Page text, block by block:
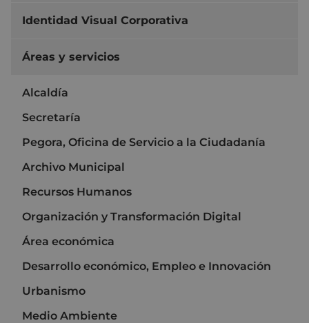
Identidad Visual Corporativa
Áreas y servicios
Alcaldía
Secretaría
Pegora, Oficina de Servicio a la Ciudadanía
Archivo Municipal
Recursos Humanos
Organización y Transformación Digital
Área económica
Desarrollo económico, Empleo e Innovación
Urbanismo
Medio Ambiente